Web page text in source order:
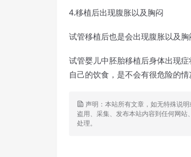
4.移植后出现腹胀以及胸闷
试管移植后也是会出现腹胀以及胸
试管婴儿中胚胎移植后身体出现
自己的饮食，是不会有很危险的
声明：本站所有文章，如无特殊说
盗用、采集、发布本站内容到任何网
处理。